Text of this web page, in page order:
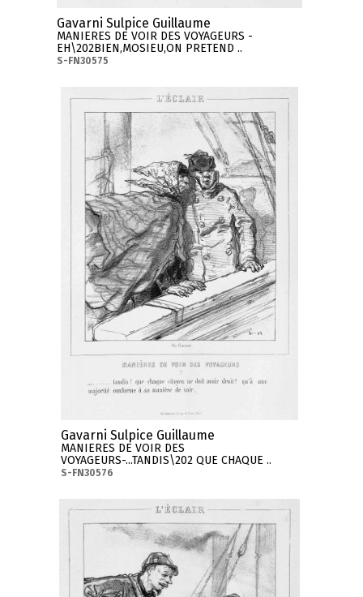
Gavarni Sulpice Guillaume
MANIERES DE VOIR DES VOYAGEURS -
EH\202BIEN,MOSIEU,ON PRETEND ..
S-FN30575
Gavarni Sulpice Guillaume
MANIERES DE VOIR DES
VOYAGEURS-...TANDIS\202 QUE CHAQUE ..
S-FN30576